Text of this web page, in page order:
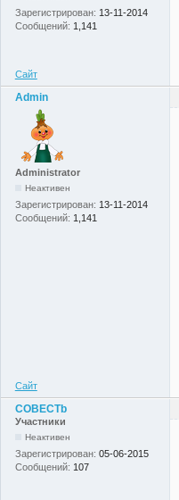
Зарегистрирован: 13-11-2014
Сообщений: 1,141
Сайт
Admin
Administrator
Неактивен
Зарегистрирован: 13-11-2014
Сообщений: 1,141
Сайт
COBECTb
Участники
Неактивен
Зарегистрирован: 05-06-2015
Сообщений: 107